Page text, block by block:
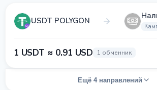
USDT POLYGON
1 USDT ≈ 0.91 USD 1 обменник
Ещё 4 направлений